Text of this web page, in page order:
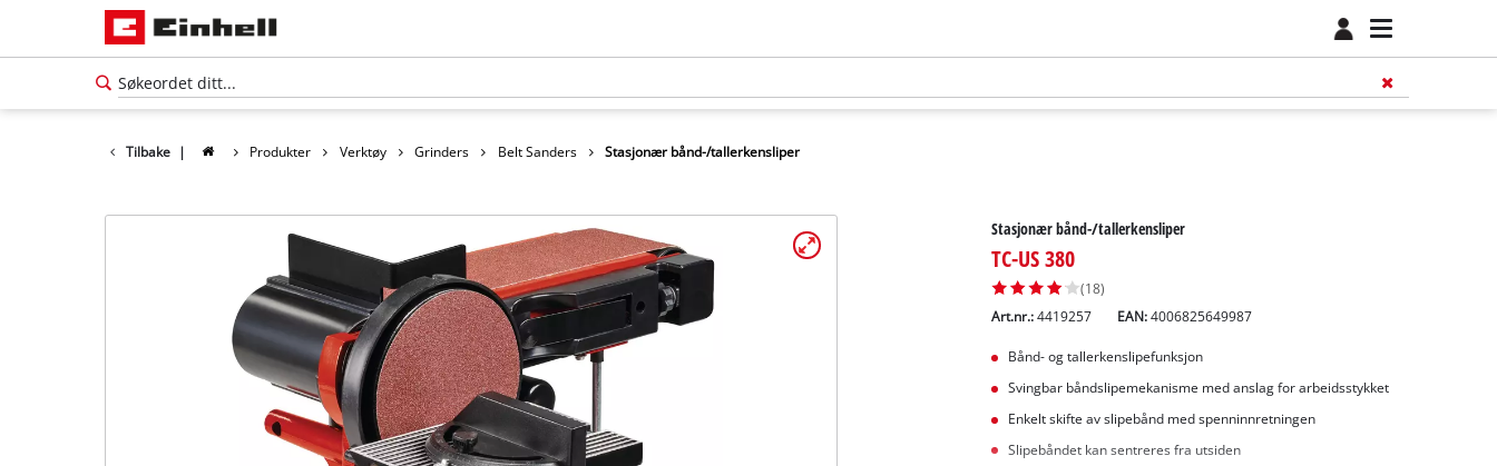
Tilbake | Produkter Verktøy Grinders Belt Sanders Stasjonær bånd-/tallerkensliper
Stasjonær bånd-/tallerkensliper
TC-US 380
(18)
Art.nr.: 4419257 EAN:4006825649987
Bånd- og tallerkenslipefunksjon
Svingbar båndslipemekanisme med anslag for arbeidsstykket
Enkelt skifte av slipebånd med spenninnretningen
Slipebåndet kan sentreres fra utsiden